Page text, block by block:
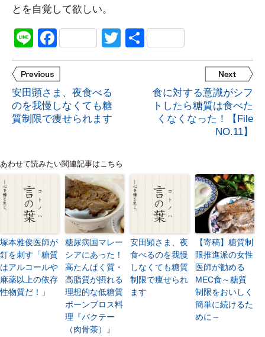
とを自覚して欲しい。
LineFacebookTwitter
共
有
安田顕さま、夜食べる
のを我慢しなくても糖
質制限で痩せられます
食に対する意識がシフ
トしたら糖質は食べた
くなくなった！【File
NO.11】
あわせて読みたい関連記事はこちら
塚本雅俊医師が
釘を刺す「糖質
はアルコールや
麻薬以上の依存
性物質だ！」
糖尿病国マレー
シアにあった！
高たんぱく質・
高脂質が摂れる
理想的な低糖質
ボーンブロス料
理『バクテー
（肉骨茶）』
安田顕さま、夜
食べるのを我慢
しなくても糖質
制限で痩せられ
ます
【寄稿】糖質制
限推進派の女性
医師が勧める
MEC食～糖質
制限をおいしく
簡単に続けるた
めに～